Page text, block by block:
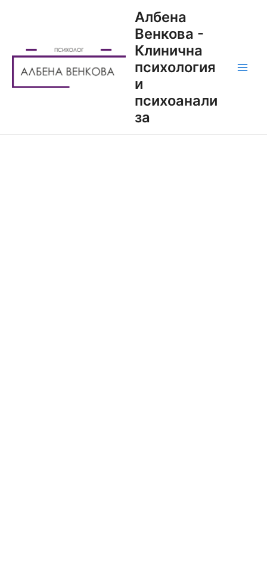
Албена
Венкова -
Клинична
психология
и
психоанали
за